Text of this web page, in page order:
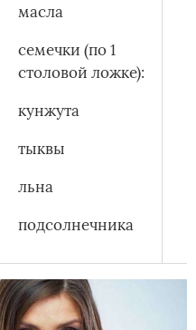
масла
семечки (по 1
столовой ложке):
кунжута
тыквы
льна
подсолнечника